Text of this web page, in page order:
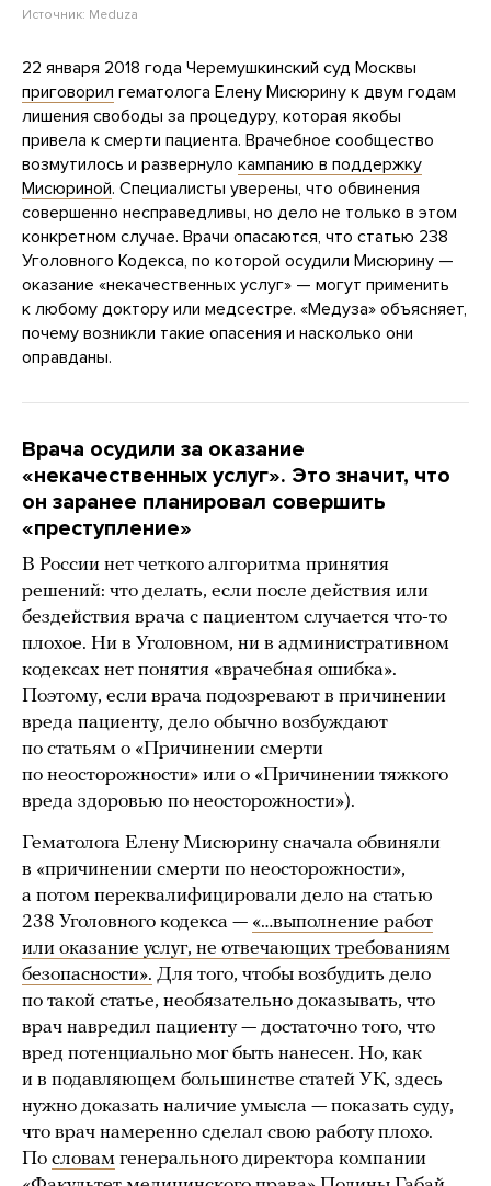
Источник: Meduza
22 января 2018 года Черемушкинский суд Москвы
приговорил гематолога Елену Мисюрину к двум годам
лишения свободы за процедуру, которая якобы
привела к смерти пациента. Врачебное сообщество
возмутилось и развернуло кампанию в поддержку
Мисюриной. Специалисты уверены, что обвинения
совершенно несправедливы, но дело не только в этом
конкретном случае. Врачи опасаются, что статью 238
Уголовного Кодекса, по которой осудили Мисюрину —
оказание «некачественных услуг» — могут применить
к любому доктору или медсестре. «Медуза» объясняет,
почему возникли такие опасения и насколько они
оправданы.
Врача осудили за оказание
«некачественных услуг». Это значит, что
он заранее планировал совершить
«преступление»
В России нет четкого алгоритма принятия
решений: что делать, если после действия или
бездействия врача с пациентом случается что-то
плохое. Ни в Уголовном, ни в административном
кодексах нет понятия «врачебная ошибка».
Поэтому, если врача подозревают в причинении
вреда пациенту, дело обычно возбуждают
по статьям о «Причинении смерти
по неосторожности» или о «Причинении тяжкого
вреда здоровью по неосторожности»).
Гематолога Елену Мисюрину сначала обвиняли
в «причинении смерти по неосторожности»,
а потом переквалифицировали дело на статью
238 Уголовного кодекса — «…выполнение работ
или оказание услуг, не отвечающих требованиям
безопасности». Для того, чтобы возбудить дело
по такой статье, необязательно доказывать, что
врач навредил пациенту — достаточно того, что
вред потенциально мог быть нанесен. Но, как
и в подавляющем большинстве статей УК, здесь
нужно доказать наличие умысла — показать суду,
что врач намеренно сделал свою работу плохо.
По словам генерального директора компании